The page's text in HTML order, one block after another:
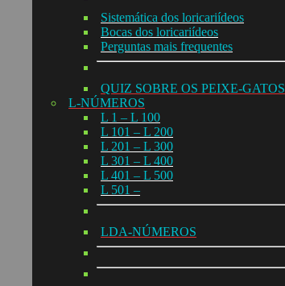
Sistemática dos loricariídeos
Bocas dos loricariídeos
Perguntas mais frequentes
QUIZ SOBRE OS PEIXE-GATOS
L-NÚMEROS
L 1 – L 100
L 101 – L 200
L 201 – L 300
L 301 – L 400
L 401 – L 500
L 501 –
LDA-NÚMEROS